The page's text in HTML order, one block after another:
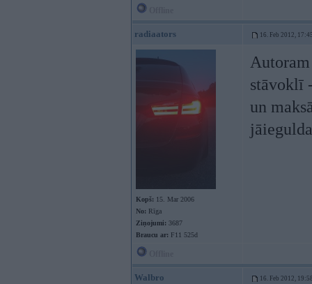
radiaators 16. Feb 2012,
Kopš: 15. Mar 2006
No: Rīga
Ziņojumi: 3687
Braucu ar: F11 525d
stāvoklī
un
Walbro 16. Feb 2012,